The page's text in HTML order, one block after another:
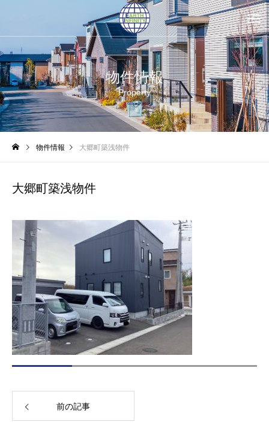
物件情報
Property
物件情報 大郷町築浅物件
大郷町築浅物件
前の記事